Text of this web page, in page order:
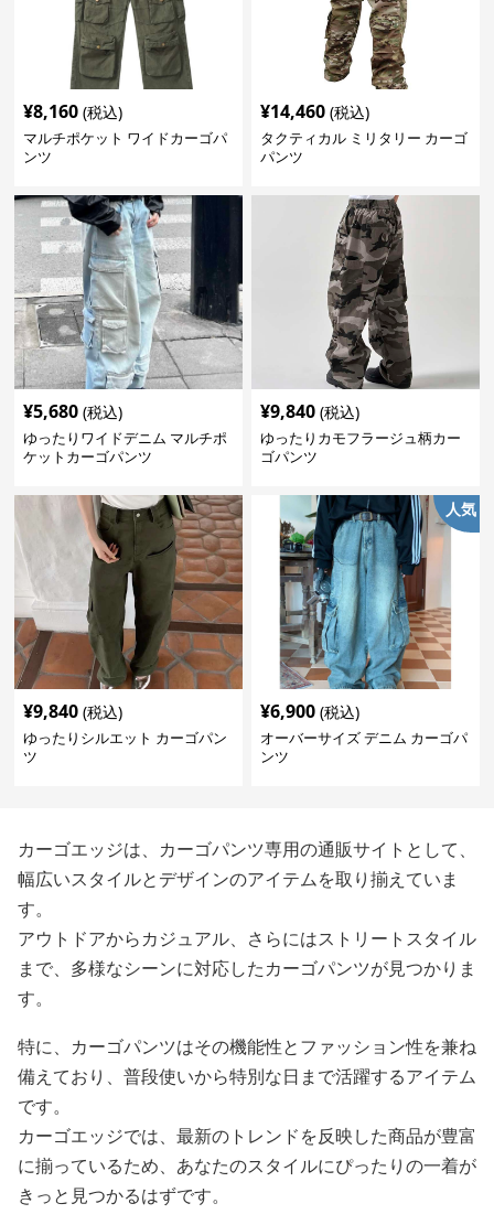
¥8,160 (税込)
マルチポケット ワイドカーゴパ
ンツ
¥14,460 (税込)
タクティカル ミリタリー カーゴ
パンツ
¥5,680 (税込)
ゆったりワイドデニム マルチポ
ケットカーゴパンツ
¥9,840 (税込)
ゆったりカモフラージュ柄カー
ゴパンツ
¥9,840 (税込)
ゆったりシルエット カーゴパン
ツ
人気
¥6,900 (税込)
オーバーサイズ デニム カーゴパ
ンツ
カーゴエッジは、カーゴパンツ専用の通販サイトとして、
幅広いスタイルとデザインのアイテムを取り揃えていま
す。
アウトドアからカジュアル、さらにはストリートスタイル
まで、多様なシーンに対応したカーゴパンツが見つかりま
す。
特に、カーゴパンツはその機能性とファッション性を兼ね
備えており、普段使いから特別な日まで活躍するアイテム
です。
カーゴエッジでは、最新のトレンドを反映した商品が豊富
に揃っているため、あなたのスタイルにぴったりの一着が
きっと見つかるはずです。